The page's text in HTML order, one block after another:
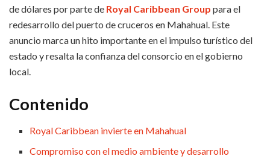
de dólares por parte de Royal Caribbean Group para el
redesarrollo del puerto de cruceros en Mahahual. Este
anuncio marca un hito importante en el impulso turístico del
estado y resalta la confianza del consorcio en el gobierno
local.
Contenido
Royal Caribbean invierte en Mahahual
Compromiso con el medio ambiente y desarrollo